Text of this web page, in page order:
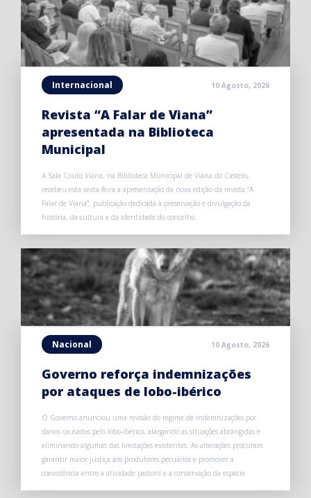
Internacional 10 Agosto, 2026
Revista “A Falar de Viana”
apresentada na Biblioteca
Municipal
A Sala Couto Viana, na Biblioteca Municipal de Viana do Castelo,
recebeu esta sexta-feira a apresentação da nova edição da revista “A
Falar de Viana”, publicação dedicada à preservação e divulgação da
história, da cultura e da identidade do concelho.
Nacional 10 Agosto, 2026
Governo reforça indemnizações
por ataques de lobo-ibérico
O Governo anunciou uma revisão do regime de indemnizações por
danos causados pelo lobo-ibérico, alargando as situações abrangidas e
eliminando algumas das limitações existentes. As alterações procuram
garantir maior justiça aos produtores pecuários e promover a
coexistência entre a atividade pastoril e a conservação da espécie.